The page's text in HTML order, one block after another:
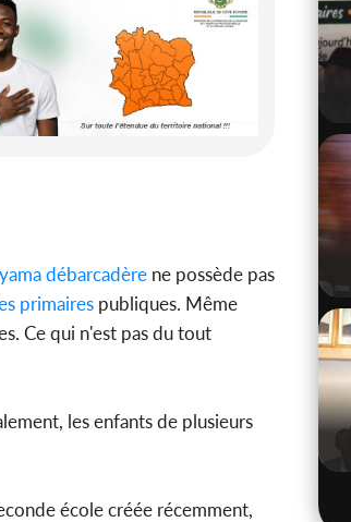
débarcadère ne possède pas
primaires publiques. Même
Ce qui n'est pas du tout
les enfants de plusieurs
école créée récemment,
POLITIQUE
Côte d'Ivoire : Fête nationale,
Alassane Ouattara accorde
la grâce à 4 661...
Ouattara prome...
Mamadou Traoré ex